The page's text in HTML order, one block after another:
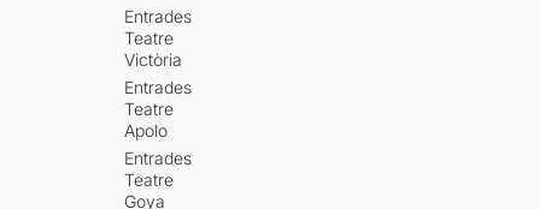
Entrades
Teatre
Victòria
Entrades
Teatre
Apolo
Entrades
Teatre
Goya